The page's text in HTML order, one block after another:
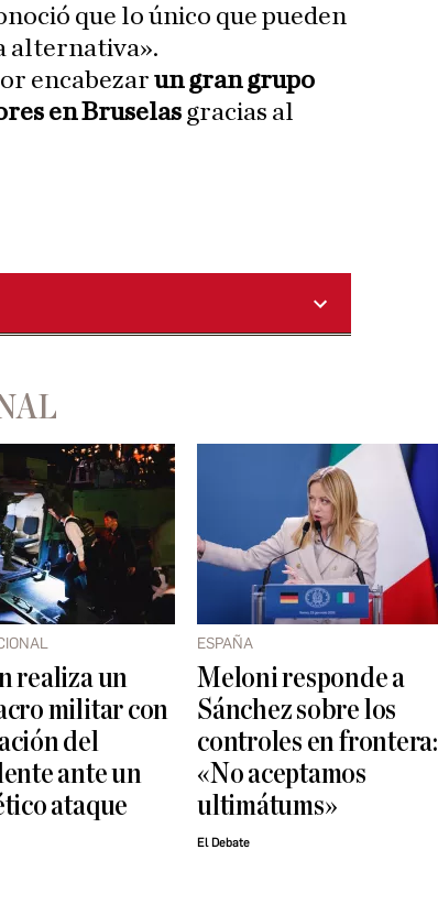
que lo único que pueden
alternativa».
encabezar un gran grupo
en Bruselas gracias al
realiza un
militar con
del
ante un
ataque
ESPAÑA
Meloni responde a
Sánchez sobre los
controles en frontera:
«No aceptamos
ultimátums»
El Debate